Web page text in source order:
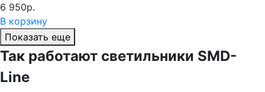
6 950р.
В корзину
Показать еще
Так работают светильники SMD-
Line